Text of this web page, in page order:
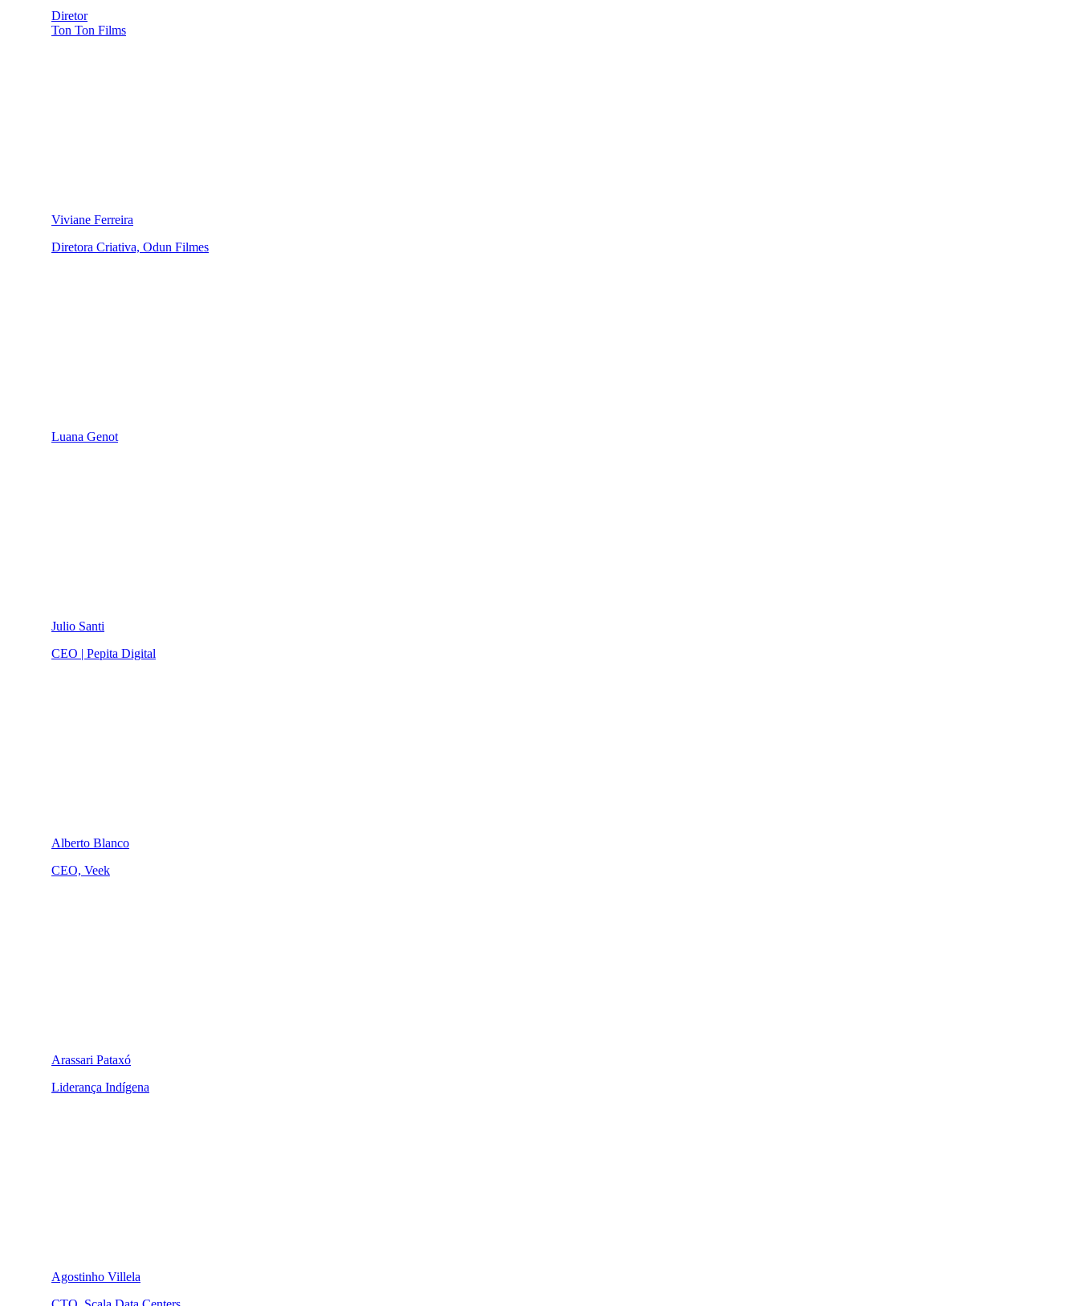
Diretor
Ton Ton Films
Viviane Ferreira
Diretora Criativa, Odun Filmes
Luana Genot
Julio Santi
CEO | Pepita Digital
Alberto Blanco
CEO, Veek
Arassari Pataxó
Liderança Indígena
Agostinho Villela